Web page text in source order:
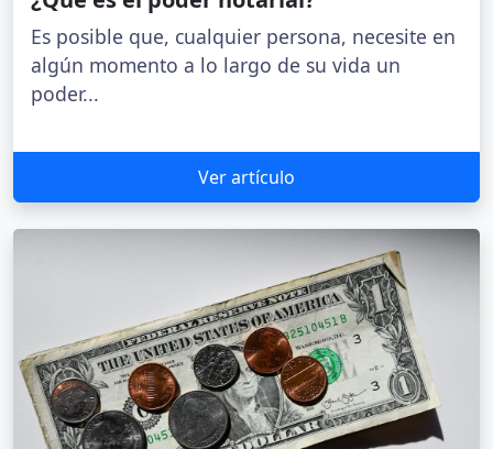
Es posible que, cualquier persona, necesite en
algún momento a lo largo de su vida un
poder...
Ver artículo